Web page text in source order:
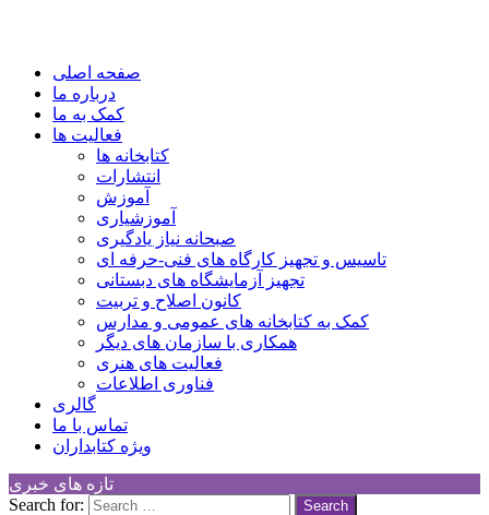
Children Cultural Development Center
صفحه اصلی
درباره ما
کمک به ما
فعالیت ها
کتابخانه ها
انتشارات
آموزش
آموزشیاری
صبحانه نیاز یادگیری
تاسیس و تجهیز کارگاه های فنی-حرفه ای
تجهیز آزمایشگاه های دبستانی
کانون اصلاح و تربیت
کمک به کتابخانه های عمومی و مدارس
همکاری با سازمان های دیگر
فعالیت های هنری
فناوری اطلاعات
گالری
تماس با ما
ویژه کتابداران
تازه های خبری
Search for: